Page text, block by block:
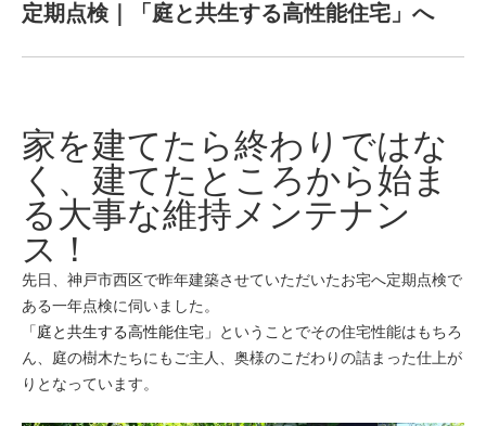
定期点検｜「庭と共生する高性能住宅」へ
家を建てたら終わりではな
く、建てたところから始ま
る大事な維持メンテナン
ス！
先日、神戸市西区で昨年建築させていただいたお宅へ定期点検で
ある一年点検に伺いました。
「庭と共生する高性能住宅」
ということでその住宅性能はもちろ
ん、庭の樹木たちにもご主人、奥様のこだわりの詰まった仕上が
りとなっています。